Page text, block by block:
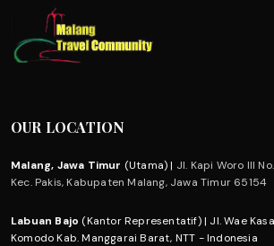
OUR LOCATION
Malang, Jawa Timur (Utama) | Jl. Kapi Woro III
Kec. Pakis, Kabupaten Malang, Jawa Timur 65154
Labuan Bajo (Kantor Representatif) | Jl. Wae
Komodo Kab. Manggarai Barat, NTT - Indonesia